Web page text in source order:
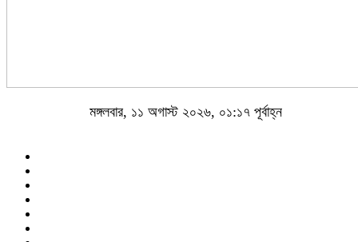
মঙ্গলবার, ১১ অগাস্ট ২০২৬, ০১:১৭ পূর্বাহ্ন